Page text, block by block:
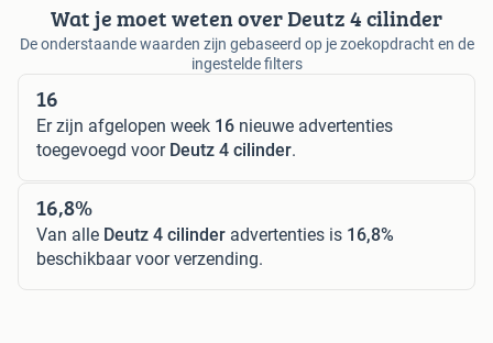
Wat je moet weten over Deutz 4 cilinder
De onderstaande waarden zijn gebaseerd op je zoekopdracht en de
ingestelde filters
16
Er zijn afgelopen week 16 nieuwe advertenties
toegevoegd voor Deutz 4 cilinder.
16,8%
Van alle Deutz 4 cilinder advertenties is 16,8%
beschikbaar voor verzending.